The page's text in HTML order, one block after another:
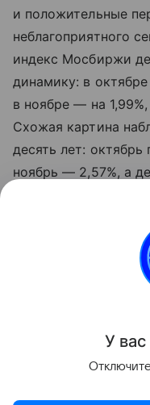
и положительные
неблагоприятного
индекс Мосбиржи
динамику: в
в ноябре — на
Схожая картина
десять лет: октябрь
ноябрь — 2,57%, а
«Данная
информационный
и не является
У